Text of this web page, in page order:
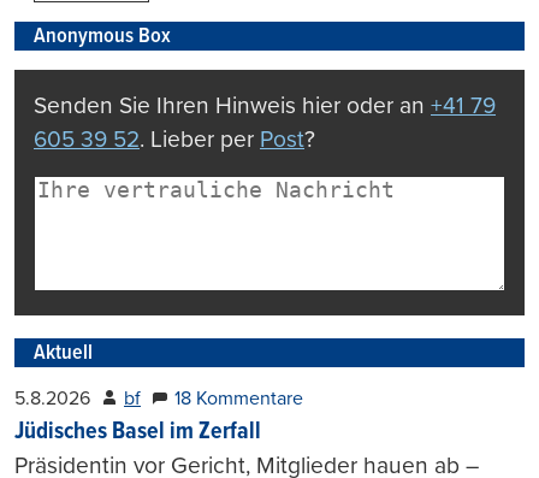
Anonymous Box
Senden Sie Ihren Hinweis hier oder an +41 79
605 39 52. Lieber per Post?
Aktuell
5.8.2026 bf 18 Kommentare
Jüdisches Basel im Zerfall
Präsidentin vor Gericht, Mitglieder hauen ab –